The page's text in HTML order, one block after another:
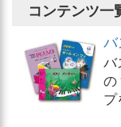
コンテンツ一
バ
の
プ